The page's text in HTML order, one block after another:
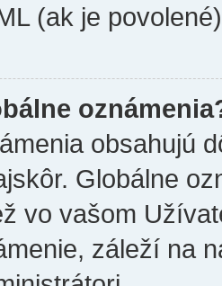
(ak je
obsahujú
Globálne
vo vašom
záleží na